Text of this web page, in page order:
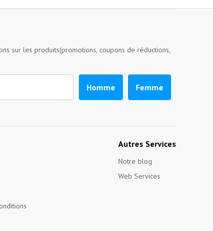
sur les produits(promotions, coupons de réductions,
Homme Femme
Autres Services
Notre blog
Web Services